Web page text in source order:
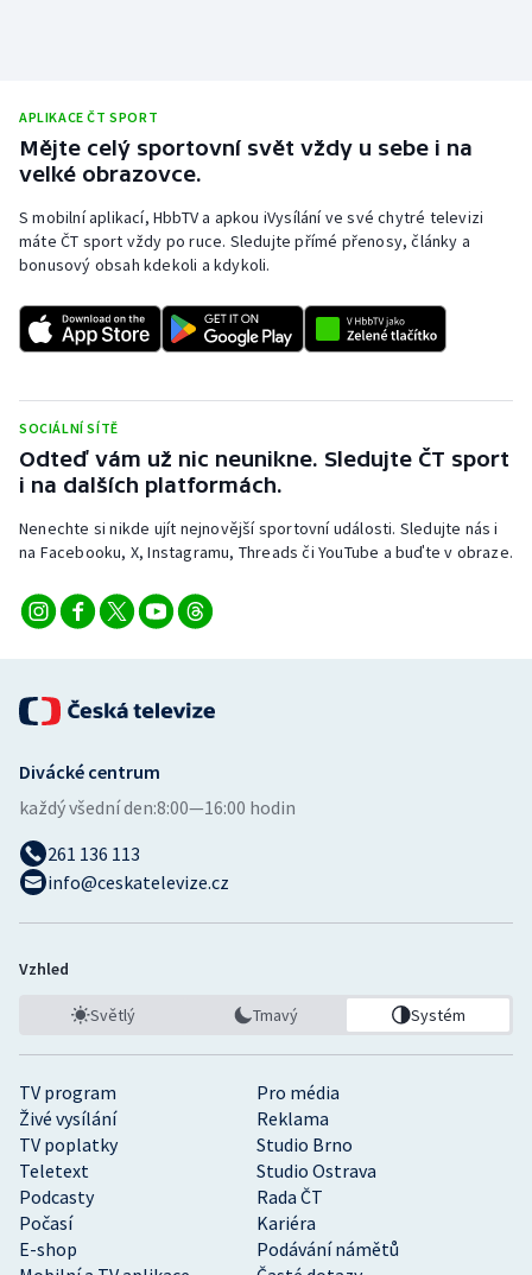
APLIKACE ČT SPORT
Mějte celý sportovní svět vždy u sebe i na
velké obrazovce.
S mobilní aplikací, HbbTV a apkou iVysílání ve své chytré televizi
máte ČT sport vždy po ruce. Sledujte přímé přenosy, články a
bonusový obsah kdekoli a kdykoli.
SOCIÁLNÍ SÍTĚ
Odteď vám už nic neunikne. Sledujte ČT sport
i na dalších platformách.
Nenechte si nikde ujít nejnovější sportovní události. Sledujte nás i
na Facebooku, X, Instagramu, Threads či YouTube a buďte v obraze.
TV program
Pro média
Živé vysílání
Reklama
TV poplatky
Studio Brno
Teletext
Studio Ostrava
Podcasty
Rada ČT
Počasí
Kariéra
E-shop
Podávání námětů
Divácké centrum
každý všední den:8:00—16:00 hodin
261 136 113
info@ceskatelevize.cz
Vzhled
Světlý Tmavý Systém